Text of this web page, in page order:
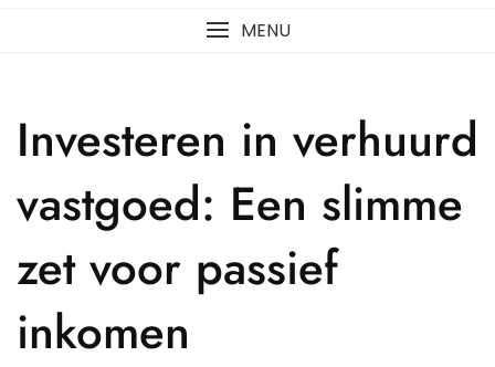
MENU
Investeren in verhuurd
vastgoed: Een slimme
zet voor passief
inkomen